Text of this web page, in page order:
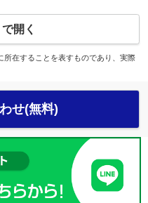
開く
在することを表すものであり、実際
せ(無料)